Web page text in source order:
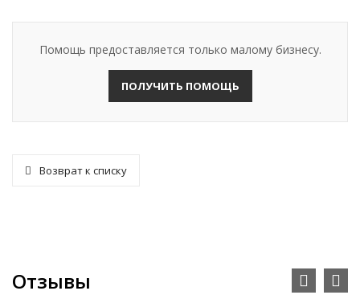
Помощь предоставляется только малому бизнесу.
ПОЛУЧИТЬ ПОМОЩЬ
Возврат к списку
Отзывы